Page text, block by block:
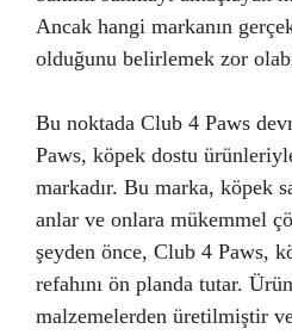
Ancak hangi markanın
olduğunu belirlemek zor
Bu noktada Club 4 Paws
Paws, köpek dostu
markadır. Bu marka, köpek
anlar ve onlara mükemmel
şeyden önce, Club 4 Paws,
refahını ön planda tutar.
malzemelerden üretilmiştir